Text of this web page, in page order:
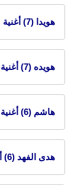
هويدا (7) أغنية
هويده (7) أغنية
هاشم (6) أغنية
هدى الفهد (6) أغنية